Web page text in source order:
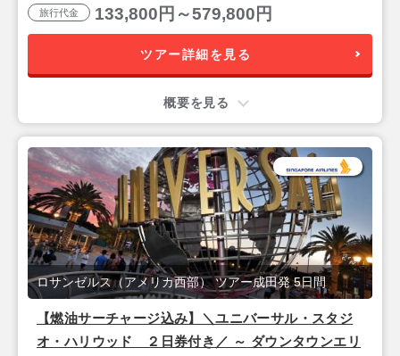
旅行代金 133,800円～579,800円
ツアー詳細を見る
概要を見る
【燃油サーチャージ込み】＼ユニバーサル・スタジ
オ・ハリウッド ２日券付き／ ～ ダウンタウンエリ
ロサンゼルス（アメリカ西部） ツアー成田発 5日間